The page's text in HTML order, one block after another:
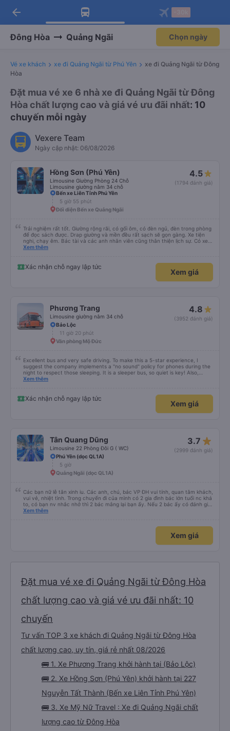
Tải app Vexere ngay!
Nhận ưu đãi thành viên độc
Mở app
Tải app Vexere
-30k/ghế khi đặt vé máy bay qua
Mở app
arrow_back
Đông Hòa Quảng Ngãi Chọn ngày
Vé xe khách xe đi Quảng Ngãi từ Phú Yên
xe đi Quảng Ngãi từ Đông
Hòa
Đặt mua vé xe 6 nhà xe đi Quảng Ngãi từ Đông
Hòa chất lượng cao và giá vé ưu đãi nhất: 10
chuyến mỗi ngày
Vexere Team
Ngày cập nhật: 06/08/2026
Hồng Sơn (Phú Yên)
Limousine Giường Phòng 24 Chỗ
Limousine giường nằm 34 chỗ
4.5
(1794 đánh giá)
Bến xe Liên Tỉnh Phú Yên
5 giờ 55 phút
Đối diện Bến xe Quảng Ngãi
Trải nghiệm rất tốt. Giường rộng rãi, có gối ôm, có đèn ngủ, đèn trong phòng
để đọc sách được. Drap giường và mền đều rất sạch sẽ gọn gàng. Xe tiện
nghi, chạy êm. Bác tài và các anh nhân viên cũng thân thiện lịch sự. Có xe
trung chuyển về nội thành thành phố tuy hoà rất tiện. Giá vé hợp lý. Nói
Xem thêm
Xác nhận chỗ ngay lập tức
Xem giá
Phương Trang
Limousine giường nằm 34 chỗ
4.8
(3952 đánh giá)
Bảo Lộc
11 giờ 20 phút
Văn phòng Mộ Đức
Excellent bus and very safe driving. To make this a 5-star experience, I
suggest the company implements a "no sound" policy for phones during the
night to respect those sleeping. It is a sleeper bus, so quiet is key! Also,
please display the Wi-Fi password clearly inside the cabin for convenience. I
quy định rõ ràng về việc giữ im lặng (tắt âm thanh điện thoại) vào ban đêm
để tránh làm phiền hành khách khác ngủ. Ngoài ra, nhà xe nên dán sẵn mật
khẩu Wi-Fi trong xe để hành khách dễ dàng sử dụng. Tôi vẫn sẽ tiếp tục ủng
Xem thêm
Xác nhận chỗ ngay lập tức
Xem giá
Tân Quang Dũng
Limousine 22 Phòng Đôi G ( WC)
3.7 star_rate
(2999 đánh giá)
Phú Yên (dọc QL1A)
5 giờ
Quảng Ngãi (dọc QL1A)
Các bạn nữ lễ tân xinh iu. Các anh, chú, bác VP ĐH vui tính, quan tâm khách,
vui vẻ, nhiệt tình. Trong chuyến đi của mình có 2 gia đình bác lớn tuổi nc khá
to, có bạn nv nhắc nhở thì 2 bác mắng lại bạn ấy. Nếu 2 bác ấy có đánh giá
xấu thì mình ngược lại nha. Bạn ấy nhắc nhở rất đúng. 2 bác nói rất to. To
bạn ấy nha. Nếu bạn ấy bị trừ thì bảo bạn ấy liên hệ sđt của mình, mình hỗ
trợ ạ. Số mình đuôi 666, chuyến ĐH-NT ngày 16/1. À các bạn nữ lễ tân xinh
iu còn đổi cho mình phòng đơn sang đôi xong còn note là (một mình) yêu
Xem thêm
Xem giá
Đặt mua vé xe đi Quảng Ngãi từ Đông Hòa
chất lượng cao và giá vé ưu đãi nhất: 10
chuyến
Tư vấn TOP 3 xe khách đi Quảng Ngãi từ Đông Hòa
chất lượng cao, uy tín, giá rẻ nhất 08/2026
🚌 1. Xe Phương Trang khởi hành tại (Bảo Lộc)
🚌 2. Xe Hồng Sơn (Phú Yên) khởi hành tại 227
Nguyễn Tất Thành (Bến xe Liên Tỉnh Phú Yên)
🚌 3. Xe Mỹ Nữ Travel : Xe đi Quảng Ngãi chất
lượng cao từ Đông Hòa